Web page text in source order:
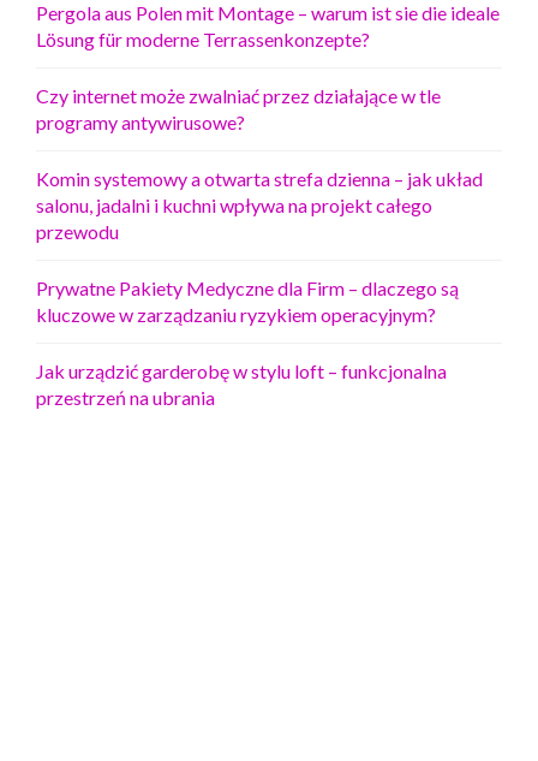
Pergola aus Polen mit Montage – warum ist sie die ideale
Lösung für moderne Terrassenkonzepte?
Czy internet może zwalniać przez działające w tle
programy antywirusowe?
Komin systemowy a otwarta strefa dzienna – jak układ
salonu, jadalni i kuchni wpływa na projekt całego
przewodu
Prywatne Pakiety Medyczne dla Firm – dlaczego są
kluczowe w zarządzaniu ryzykiem operacyjnym?
Jak urządzić garderobę w stylu loft – funkcjonalna
przestrzeń na ubrania